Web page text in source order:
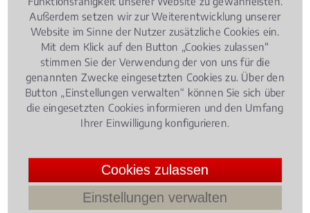
Außerdem setzen wir zur Weiterentwicklung unserer
Website im Sinne der Nutzer zusätzliche Cookies ein.
Mit dem Klick auf den Button „Cookies zulassen“
stimmen Sie der Verwendung der von uns für die
genannten Zwecke eingesetzten Cookies zu. Über den
Button „Einstellungen verwalten“ können Sie sich über
die eingesetzten Cookies informieren und den Umfang
Ihrer Einwilligung konfigurieren.
Cookies zulassen
Einstellungen verwalten